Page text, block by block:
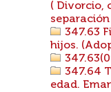
( Divorcio,
347.63
hijos.
347.64
edad.